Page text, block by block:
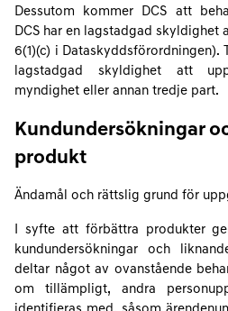
Dessutom kommer DCS att
DCS har en lagstadgad skyldighet
6(1)(c) i Dataskyddsförordningen).
lagstadgad skyldighet att
myndighet eller annan tredje part.
Kundundersökningar
produkt
Ändamål och rättslig grund för
I syfte att förbättra produkter
kundundersökningar och
deltar något av ovanstående
om tillämpligt, andra